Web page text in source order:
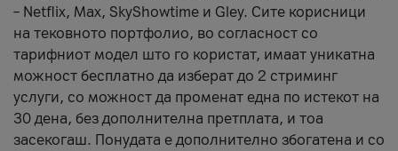
– Netflix, Max, SkyShowtime и Gley. Сите корисници
на тековното портфолио, во согласност со
тарифниот модел што го користат, имаат уникатна
можност бесплатно да изберат до 2 стриминг
услуги, со можност да променат една по истекот на
30 дена, без дополнителна претплата, и тоа
засекогаш. Понудата е дополнително збогатена и со